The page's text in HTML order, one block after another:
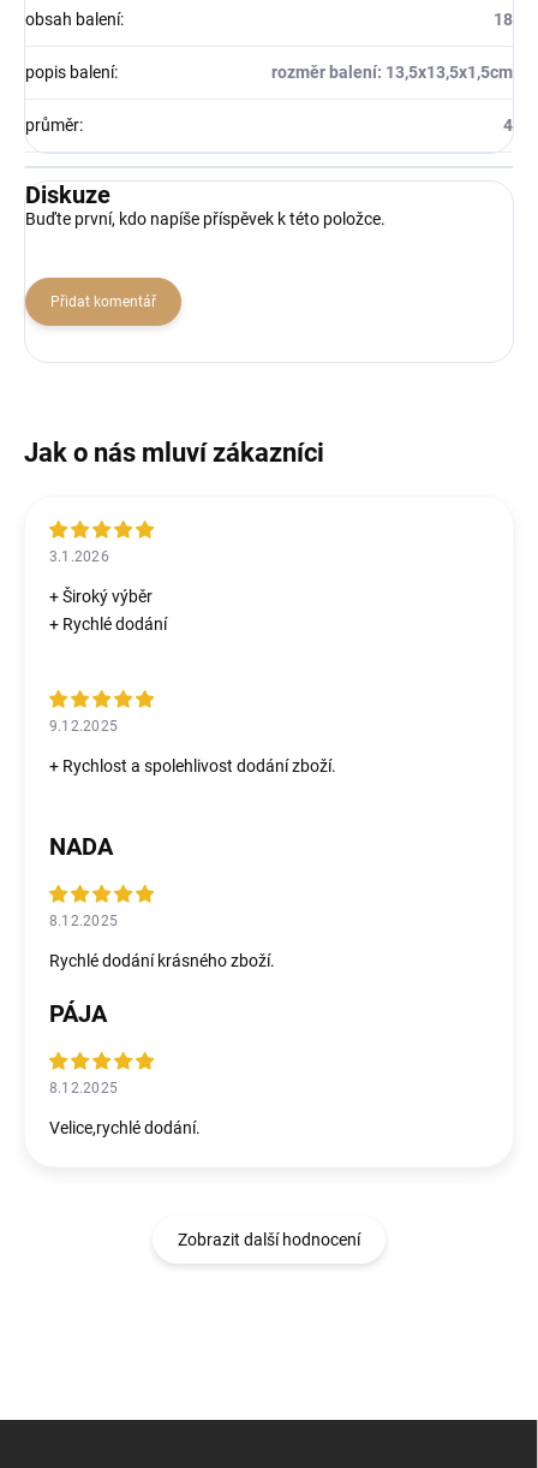
obsah balení: 18
popis balení: rozměr balení: 13,5x13,5x1,5cm
průměr: 4
Diskuze
Buďte první, kdo napíše příspěvek k této položce.
Přidat komentář
3.1.2026
+ Široký výběr
+ Rychlé dodání
9.12.2025
+ Rychlost a spolehlivost dodání zboží.
NADA
8.12.2025
Rychlé dodání krásného zboží.
PÁJA
8.12.2025
Velice,rychlé dodání.
Zobrazit další hodnocení